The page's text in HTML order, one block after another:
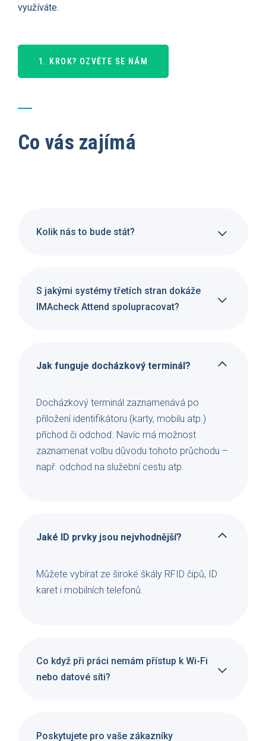
využíváte.
1. KROK? OZVĚTE SE NÁM
Co vás zajímá
Kolik nás to bude stát?
S jakými systémy třetích stran dokáže
IMAcheck Attend spolupracovat?
Jak funguje docházkový terminál?
Docházkový terminál zaznamenává po
přiložení identifikátoru (karty, mobilu atp.)
příchod či odchod. Navíc má možnost
zaznamenat volbu důvodu tohoto průchodu –
např. odchod na služební cestu atp.
Jaké ID prvky jsou nejvhodnější?
Můžete vybírat ze široké škály RFID čipů, ID
karet i mobilních telefonů.
Co když při práci nemám přístup k Wi-Fi
nebo datové síti?
Poskytujete pro vaše zákazníky